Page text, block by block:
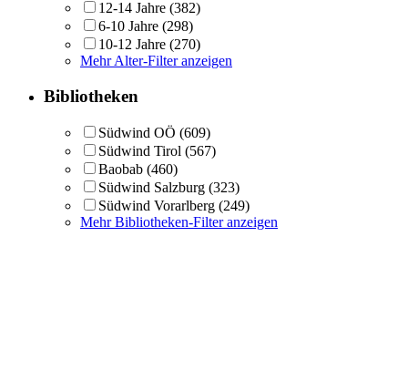
12-14 Jahre (382)
6-10 Jahre (298)
10-12 Jahre (270)
Mehr Alter-Filter anzeigen
Bibliotheken
Südwind OÖ (609)
Südwind Tirol (567)
Baobab (460)
Südwind Salzburg (323)
Südwind Vorarlberg (249)
Mehr Bibliotheken-Filter anzeigen